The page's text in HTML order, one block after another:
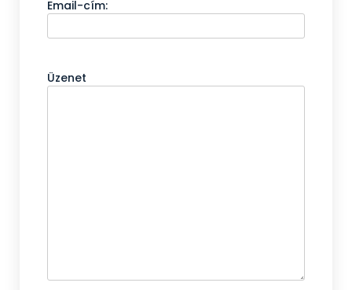
Email-cím:
Üzenet